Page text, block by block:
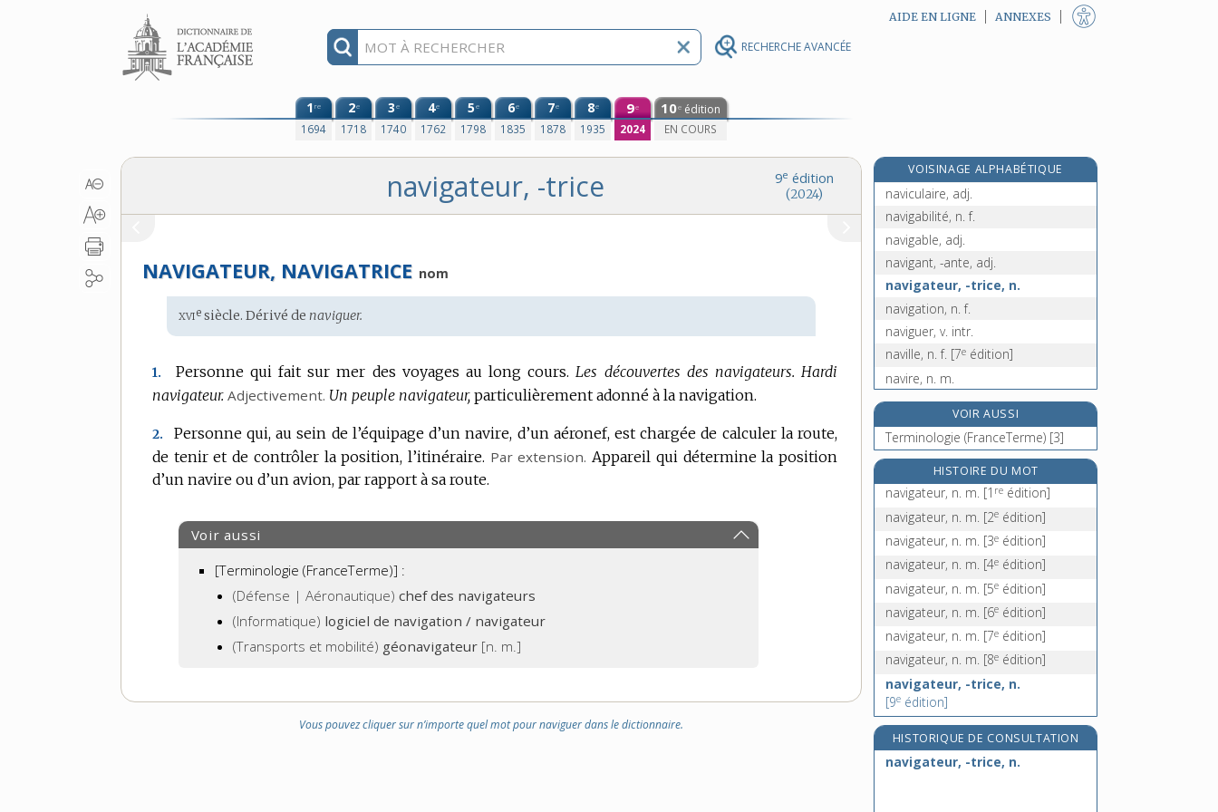
RECHERCHE AVANCÉE
Aller au contenu AIDE EN LIGNE ANNEXES
1re
1694
2e
1718
3e
1740
4e
1762
5e
1798
6e
1835
7e
1878
8e
1935
9e
2024
10e édition
EN COURS
9e édition
(2024)
navigateur, -trice
NAVIGATEUR, NAVIGATRICE nom
Étymologie
:
xvie siècle. Dérivé denaviguer.
1. Personne qui fait sur mer des voyages au long cours. Les découvertes des navigateurs. Hardi
navigateur. Adjectivement. Un peuple navigateur, particulièrement adonné à la navigation.
2.
Personne qui, au sein de l’équipage d’un navire, d’un aéronef, est chargée de calculer la route,
de tenir et de contrôler la position, l’itinéraire. Par extension. Appareil qui détermine la position
d’un navire ou d’un avion, par rapport à sa route.
Voir aussi
[Terminologie (FranceTerme)] :
(Défense | Aéronautique)chef des navigateurs
(Informatique) logiciel de navigation / navigateur
(Transports et mobilité) géonavigateur [n. m.]
Vous pouvez cliquer sur n’importe quel mot pour naviguer dans le dictionnaire.
VOISINAGE ALPHABÉTIQUE
navicelle, n. f.
naviculaire, adj.
navigabilité, n. f.
navigable, adj.
navigant, -ante, adj.
navigateur, -trice, n.
navigation, n. f.
naviguer, v. intr.
naville, n. f. [7e édition]
navire, n. m.
navire-école, n. m.
navire-hôpital, n. m.
navisphère, n. f.
navrance, n. f.
navrant, -ante, adj.
VOIR AUSSI
Terminologie (FranceTerme) [3]
HISTOIRE DU MOT
navigateur, n. m. [1 re édition]
navigateur, n. m. [2e édition]
navigateur, n. m. [3e édition]
navigateur, n. m. [4e édition]
navigateur, n. m. [5e édition]
navigateur, n. m. [6e édition]
navigateur, n. m. [7e édition]
navigateur, n. m. [8e édition]
navigateur, -trice, n.
[9e édition]
HISTORIQUE DE CONSULTATION
navigateur, -trice, n.